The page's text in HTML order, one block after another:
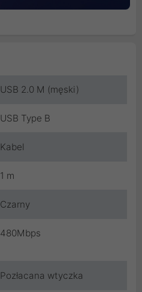
USB 2.0 M (męski)
USB Type B
Kabel
1 m
Czarny
480Mbps
Pozłacana wtyczka